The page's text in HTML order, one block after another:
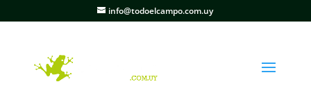
info@todoelcampo.com.uy